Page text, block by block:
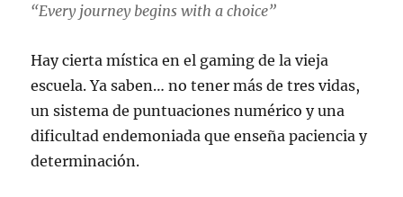
“Every journey begins with a choice”
Hay cierta mística en el gaming de la vieja
escuela. Ya saben… no tener más de tres vidas,
un sistema de puntuaciones numérico y una
dificultad endemoniada que enseña paciencia y
determinación.